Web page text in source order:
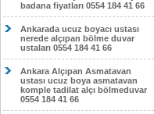
badana fiyatları 0554 184 41 66
Ankarada ucuz boyacı ustası
nerede alçıpan bölme duvar
ustaları 0554 184 41 66
Ankara Alçıpan Asmatavan
ustası ucuz boya asmatavan
komple tadilat alçı bölmeduvar
0554 184 41 66